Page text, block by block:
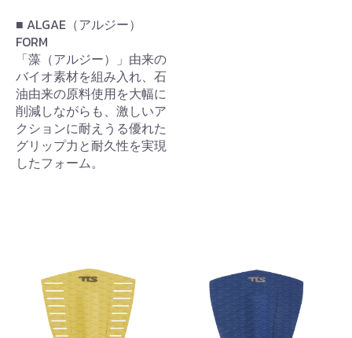
■ ALGAE（アルジー）
FORM
「藻（アルジー）」由来の
バイオ素材を組み入れ、石
油由来の原料使用を大幅に
削減しながらも、激しいア
クションに耐えうる優れた
グリップ力と耐久性を実現
したフォーム。